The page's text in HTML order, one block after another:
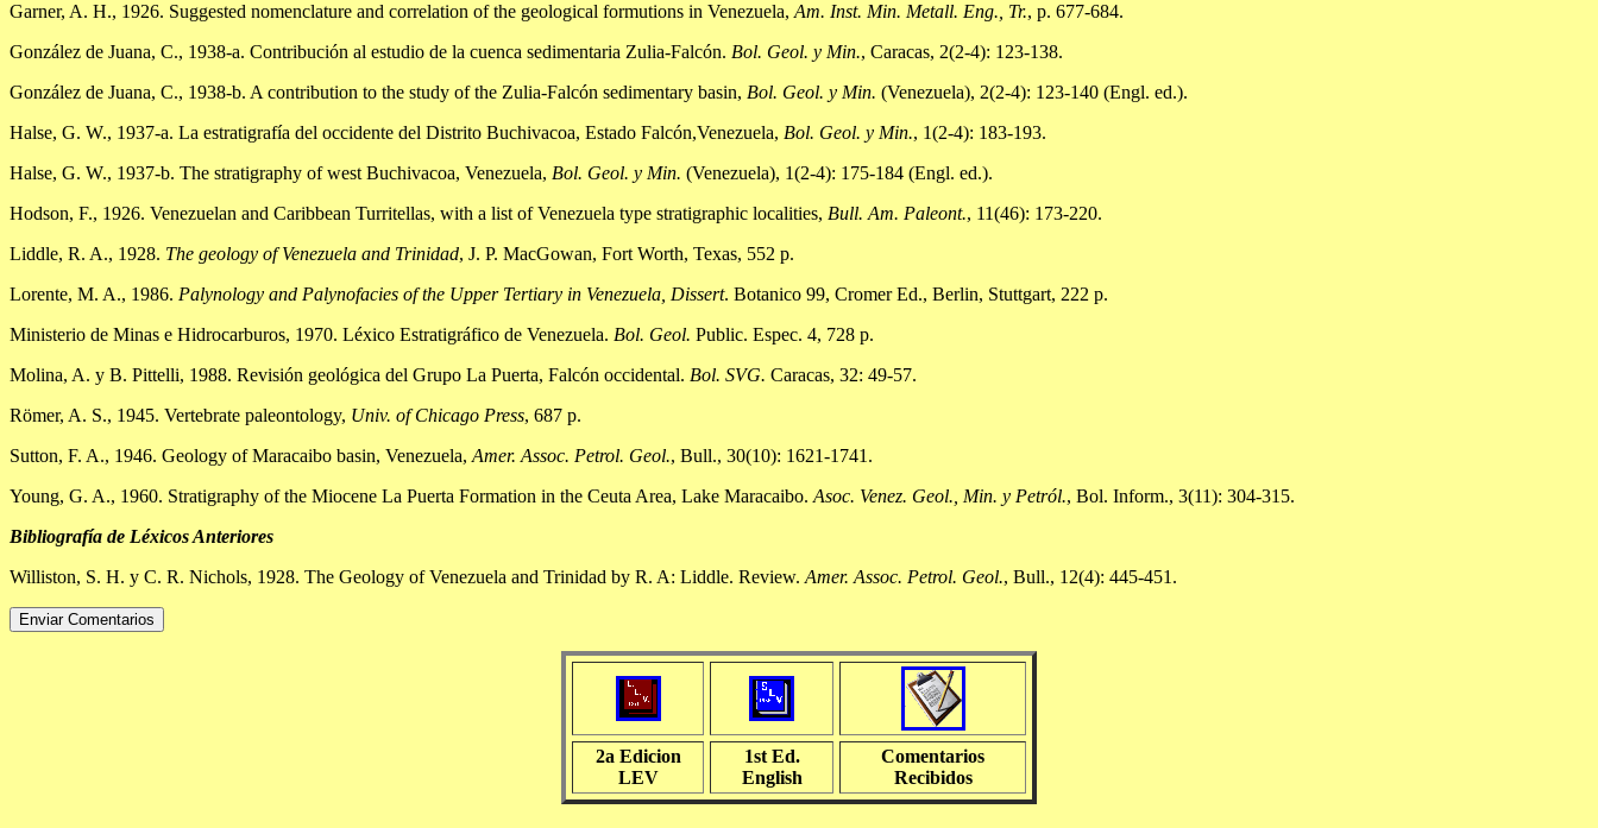
Garner, A. H., 1926. Suggested nomenclature and correlation of the geological formutions in Venezuela, Am. Inst. Min. Metall. Eng., Tr., p. 677-684.
González de Juana, C., 1938-a. Contribución al estudio de la cuenca sedimentaria Zulia-Falcón. Bol. Geol. y Min., Caracas, 2(2-4): 123-138.
González de Juana, C., 1938-b. A contribution to the study of the Zulia-Falcón sedimentary basin, Bol. Geol. y Min. (Venezuela), 2(2-4): 123-140 (Engl. ed.).
Halse, G. W., 1937-a. La estratigrafía del occidente del Distrito Buchivacoa, Estado Falcón,Venezuela, Bol. Geol. y Min., 1(2-4): 183-193.
Halse, G. W., 1937-b. The stratigraphy of west Buchivacoa, Venezuela, Bol. Geol. y Min. (Venezuela), 1(2-4): 175-184 (Engl. ed.).
Hodson, F., 1926. Venezuelan and Caribbean Turritellas, with a list of Venezuela type stratigraphic localities, Bull. Am. Paleont., 11(46): 173-220.
Liddle, R. A., 1928. The geology of Venezuela and Trinidad, J. P. MacGowan, Fort Worth, Texas, 552 p.
Lorente, M. A., 1986. Palynology and Palynofacies of the Upper Tertiary in Venezuela, Dissert. Botanico 99, Cromer Ed., Berlin, Stuttgart, 222 p.
Ministerio de Minas e Hidrocarburos, 1970. Léxico Estratigráfico de Venezuela. Bol. Geol. Public. Espec. 4, 728 p.
Molina, A. y B. Pittelli, 1988. Revisión geológica del Grupo La Puerta, Falcón occidental. Bol. SVG. Caracas, 32: 49-57.
Römer, A. S., 1945. Vertebrate paleontology, Univ. of Chicago Press, 687 p.
Sutton, F. A., 1946. Geology of Maracaibo basin, Venezuela, Amer. Assoc. Petrol. Geol., Bull., 30(10): 1621-1741.
Young, G. A., 1960. Stratigraphy of the Miocene La Puerta Formation in the Ceuta Area, Lake Maracaibo. Asoc. Venez. Geol., Min. y Petról., Bol. Inform., 3(11): 304-315.
Bibliografía de Léxicos Anteriores
Williston, S. H. y C. R. Nichols, 1928. The Geology of Venezuela and Trinidad by R. A: Liddle. Review. Amer. Assoc. Petrol. Geol., Bull., 12(4): 445-451.
2a Edicion
LEV
1st Ed.
English
Comentarios
Recibidos